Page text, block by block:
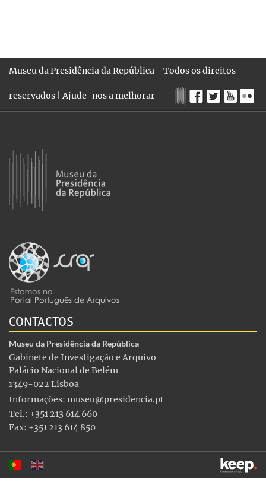
Museu da Presidência da República - Todos os direitos
reservados |Ajude-nos a melhorar
CONTACTOS
Museu da Presidência da República
Gabinete de Investigação e Arquivo
Palácio Nacional de Belém
1349-022 Lisboa
Informações: museu@presidencia.pt
Tel.: +351 213 614 660
Fax: +351 213 614 850